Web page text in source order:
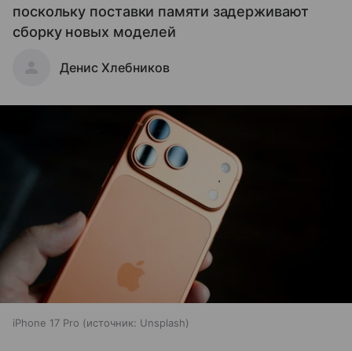
поскольку поставки памяти задерживают
сборку новых моделей
Денис Хлебников
iPhone 17 Pro источник: Unsplash